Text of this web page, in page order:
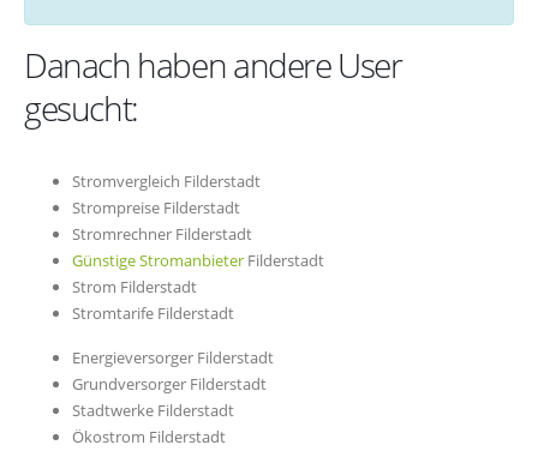
Danach haben andere User
gesucht:
Stromvergleich Filderstadt
Strompreise Filderstadt
Stromrechner Filderstadt
Günstige Stromanbieter Filderstadt
Strom Filderstadt
Stromtarife Filderstadt
Energieversorger Filderstadt
Grundversorger Filderstadt
Stadtwerke Filderstadt
Ökostrom Filderstadt